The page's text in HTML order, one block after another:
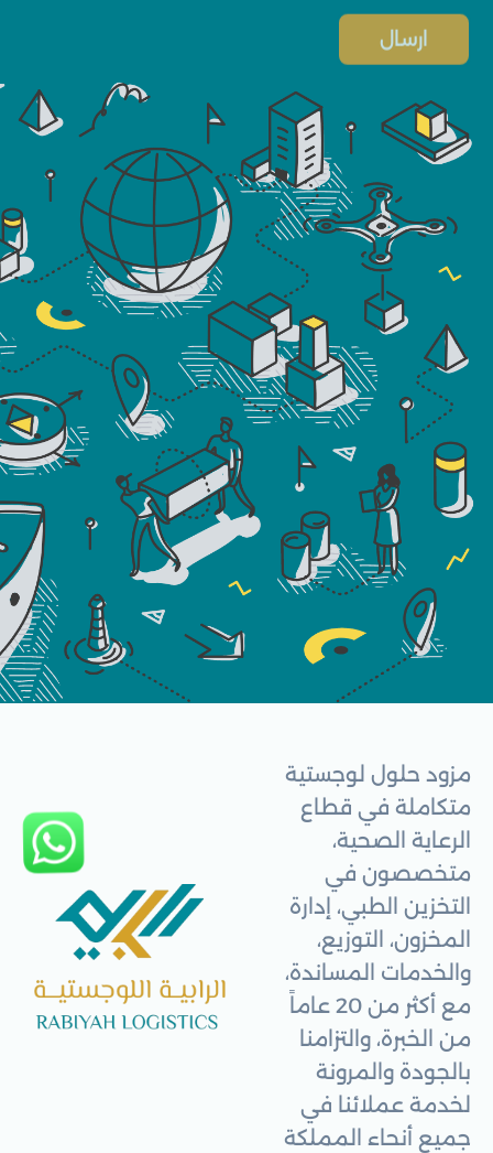
مزود حلول لوجستية
متكاملة في قطاع
الرعاية الصحية،
متخصصون في
التخزين الطبي، إدارة
المخزون، التوزيع،
والخدمات المساندة،
مع أكثر من 20 عاماً
من الخبرة، والتزامنا
بالجودة والمرونة
لخدمة عملائنا في
جميع أنحاء المملكة